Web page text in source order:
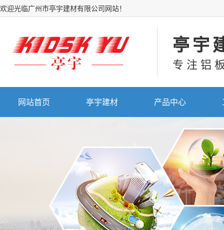
欢迎光临广州市亭宇建材有限公司网站！
亭宇
专注铝
网站首页 亭宇建材 产品中心